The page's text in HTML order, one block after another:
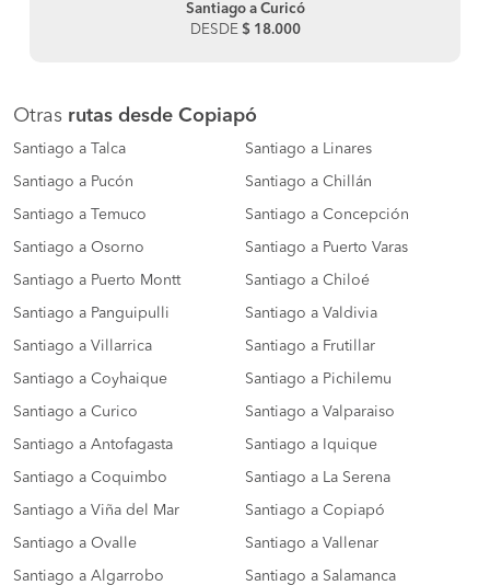
Santiago a Curicó
DESDE $ 18.000
Otras rutas desde Copiapó
Santiago a Talca Santiago a Linares
Santiago a Pucón Santiago a Chillán
Santiago a Temuco Santiago a Concepción
Santiago a Osorno Santiago a Puerto Varas
Santiago a Puerto Montt Santiago a Chiloé
Santiago a Panguipulli Santiago a Valdivia
Santiago a Villarrica Santiago a Frutillar
Santiago a Coyhaique Santiago a Pichilemu
Santiago a Curico Santiago a Valparaiso
Santiago a Antofagasta Santiago a Iquique
Santiago a Coquimbo Santiago a La Serena
Santiago a Viña del Mar Santiago a Copiapó
Santiago a Ovalle Santiago a Vallenar
Santiago a Algarrobo Santiago a Salamanca